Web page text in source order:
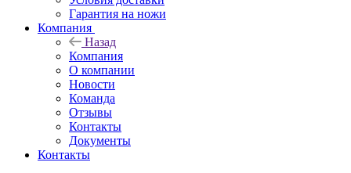
Гарантия на ножи
Компания
Назад
Компания
О компании
Новости
Команда
Отзывы
Контакты
Документы
Контакты